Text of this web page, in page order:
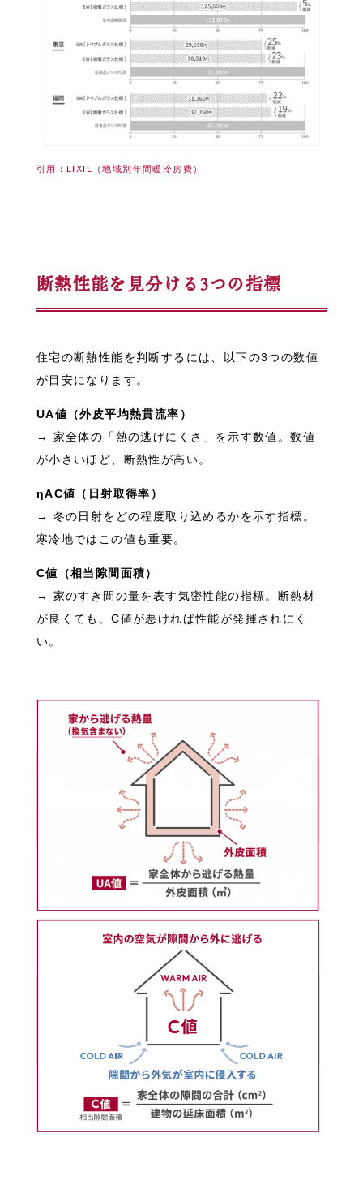
引用：LIXIL（地域別年間暖冷房費）
断熱性能を見分ける3つの指標
住宅の断熱性能を判断するには、以下の3つの数値
が目安になります。
UA値（外皮平均熱貫流率）
→ 家全体の「熱の逃げにくさ」を示す数値。数値
が小さいほど、断熱性が高い。
ηAC値（日射取得率）
→ 冬の日射をどの程度取り込めるかを示す指標。
寒冷地ではこの値も重要。
C値（相当隙間面積）
→ 家のすき間の量を表す気密性能の指標。断熱材
が良くても、C値が悪ければ性能が発揮されにく
い。